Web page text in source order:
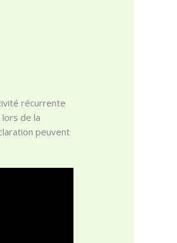
récurrente
de la
peuvent